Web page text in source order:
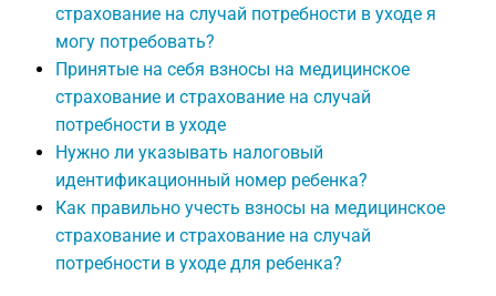
страхование на случай потребности в уходе я
могу потребовать?
Принятые на себя взносы на медицинское
страхование и страхование на случай
потребности в уходе
Нужно ли указывать налоговый
идентификационный номер ребенка?
Как правильно учесть взносы на медицинское
страхование и страхование на случай
потребности в уходе для ребенка?